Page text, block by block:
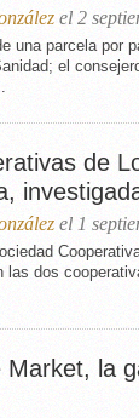
el 2
una parcela por
el
de
el 1
las dos
Market, la